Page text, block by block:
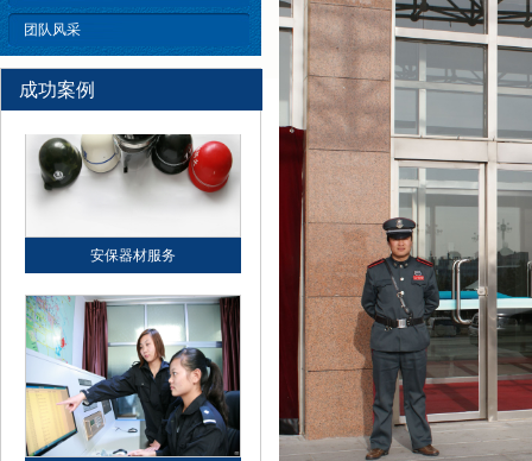
团队风采
成功案例
人力护卫服务
安保器材服务